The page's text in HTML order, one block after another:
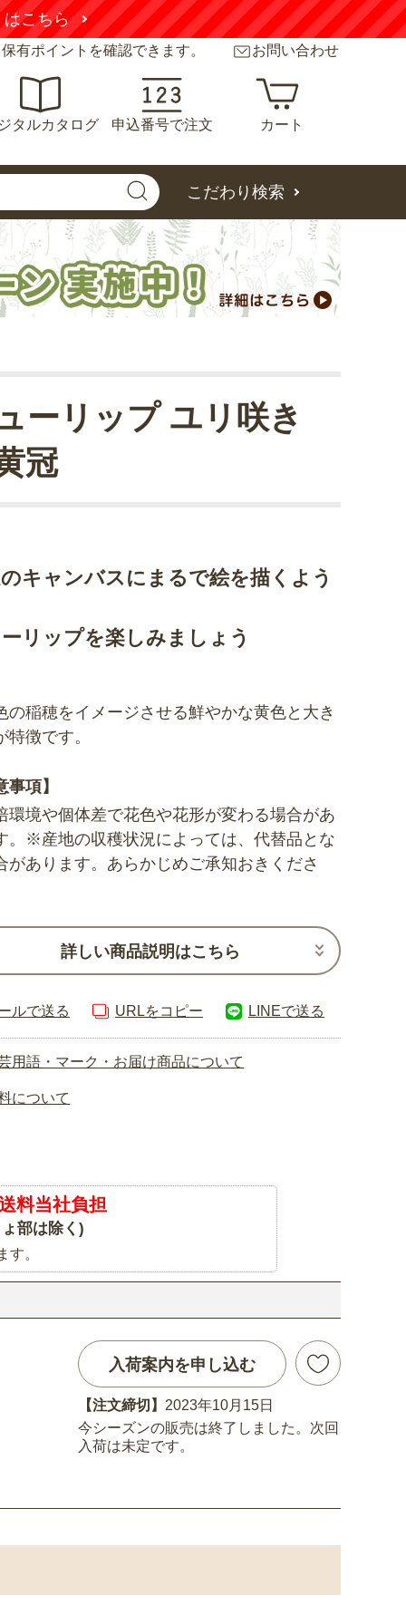
ちら
有ポイントを確認できます。 お問い合わせ
タルカタログ 申込番号で注文 カート
こだわり検索
キャンバスにまるで絵を描くよう
リップを楽しみましょう
ーリップ ユリ咲き
冠
の稲穂をイメージさせる鮮やかな黄色と大き
特徴です。
事項】
境や個体差で花色や花形が変わる場合があ
。※産地の収穫状況によっては、代替品とな
があります。あらかじめご承知おきくださ
詳しい商品説明はこちら
ルで送る URLをコピー LINEで送る
用語・マーク・お届け商品について
について
料当社負担
部は除く)
。
入荷案内を申し込む
【注文締切】 2023年10月15日
今シーズンの販売は終了しました。次回
入荷は未定です。